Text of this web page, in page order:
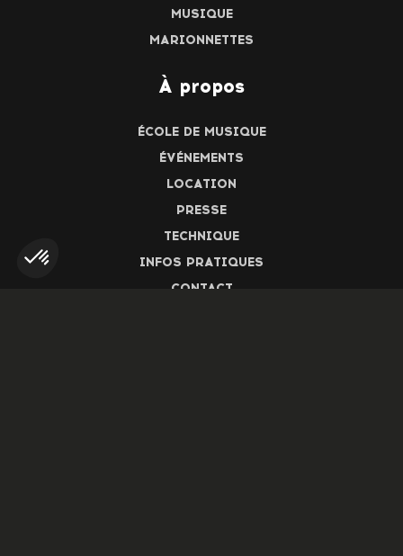
MUSIQUE
MARIONNETTES
À propos
ÉCOLE DE MUSIQUE
ÉVÉNEMENTS
LOCATION
PRESSE
TECHNIQUE
INFOS PRATIQUES
CONTACT